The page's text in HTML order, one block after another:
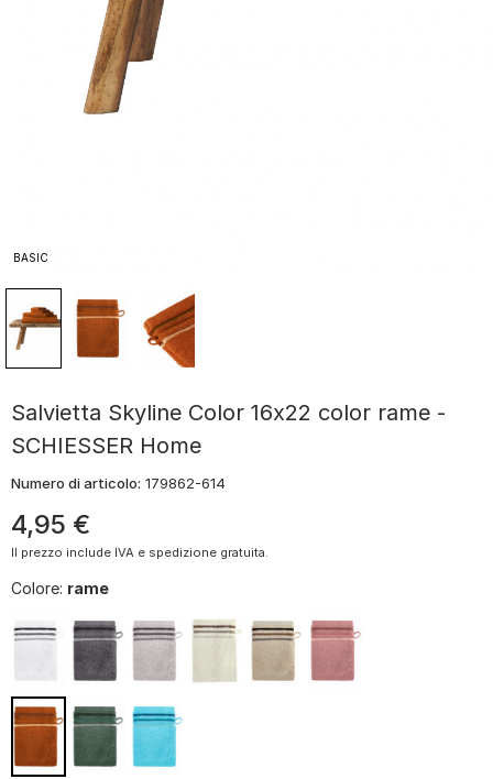
BASIC
Salvietta Skyline Color 16x22 color rame -
SCHIESSER Home
Numero di articolo: 179862-614
4,95 €
Il prezzo include IVA e spedizione gratuita.
Colore: rame